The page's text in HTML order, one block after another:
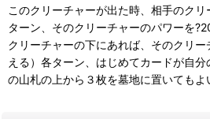
このクリーチャーが出た時、相手のク
ターン、そのクリーチャーのパワーを
クリーチャーの下にあれば、そのクリ
える）各ターン、はじめてカードが自
の山札の上から３枚を墓地に置いてもよ